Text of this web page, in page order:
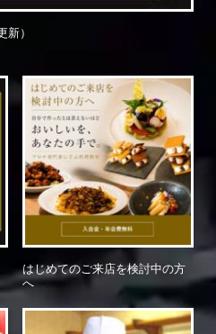
）
はじめてのご来店を検討中の方
へ